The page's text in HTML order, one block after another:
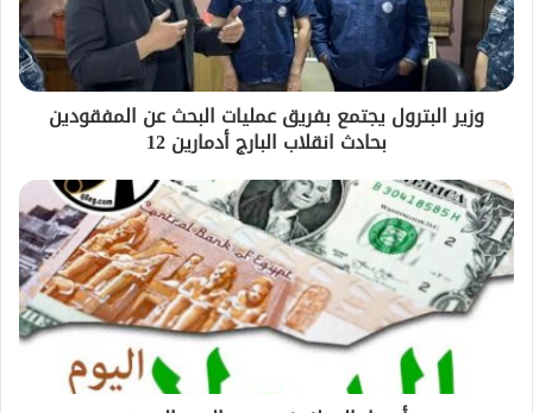
وزير البترول يجتمع بفريق عمليات البحث عن المفقودين
بحادث انقلاب البارج أدمارين 12